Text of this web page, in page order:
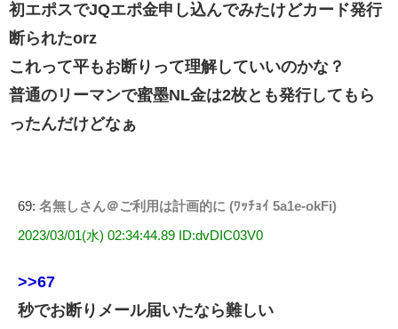
初エポスでJQエポ金申し込んでみたけどカード発行
断られたorz
これって平もお断りって理解していいのかな？
普通のリーマンで蜜墨NL金は2枚とも発行してもら
ったんだけどなぁ
69: 名無しさん＠ご利用は計画的に (ﾜｯﾁｮｲ 5a1e-okFi)
2023/03/01(水) 02:34:44.89 ID:dvDIC03V0
>>67
秒でお断りメール届いたなら難しい